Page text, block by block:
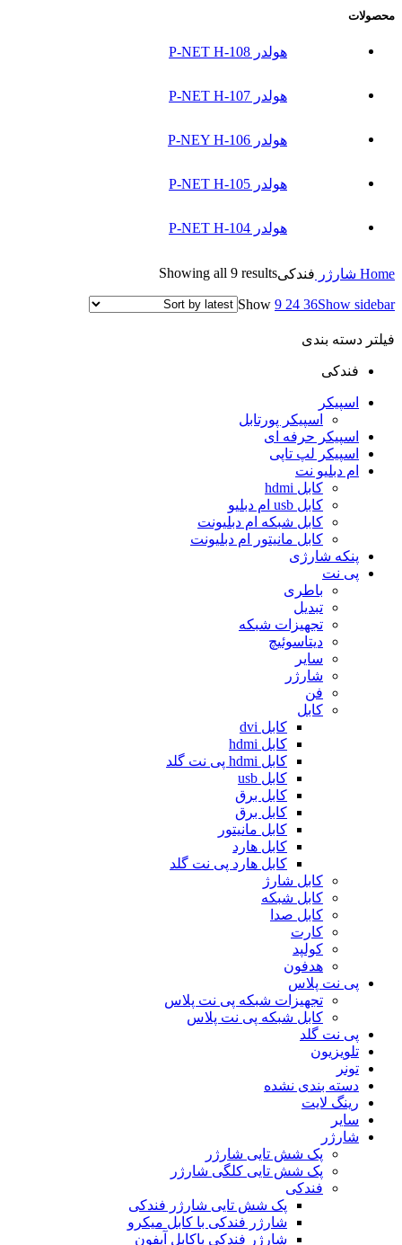
محصولات
هولدر P-NET H-108
هولدر P-NET H-107
هولدر P-NEY H-106
هولدر P-NET H-105
هولدر P-NET H-104
Home شارژر فندکیShowing all 9 results
Show sidebar
Show 9 24 36
فیلتر دسته بندی
فندکی
اسپیکر
اسپیکر پورتابل
اسپیکر حرفه ای
اسپیکر لپ تاپی
ام دبلیو نت
کابل hdmi
کابل usb ام دبلیو
کابل شبکه ام دبلیونت
کابل مانیتور ام دبلیونت
پنکه شارژی
پی نت
باطری
تبدیل
تجهیزات شبکه
دیتاسوئیچ
سایر
شارژر
فن
کابل
کابل dvi
کابل hdmi
کابل hdmi پی نت گلد
کابل usb
کابل برق
کابل برق
کابل مانیتور
کابل هارد
کابل هارد پی نت گلد
کابل شارژ
کابل شبکه
کابل صدا
کارت
کولپد
هدفون
پی نت پلاس
تجهیزات شبکه پی نت پلاس
کابل شبکه پی نت پلاس
پی نت گلد
تلویزیون
تونر
دسته بندی نشده
رینگ لایت
سایر
شارژر
پک شش تایی شارژر
پک شش تایی کلگی شارژر
فندکی
پک شش تایی شارژر فندکی
شارژر فندکی با کابل میکرو
شارژر فندکی باکابل آیفون